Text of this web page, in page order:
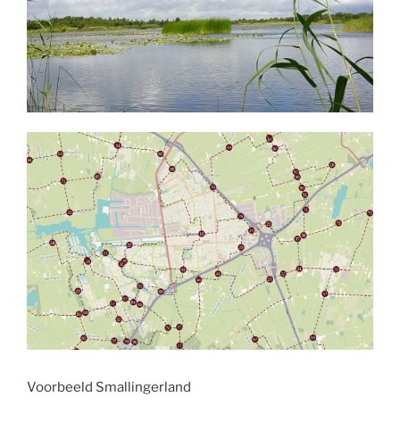
Voorbeeld Smallingerland